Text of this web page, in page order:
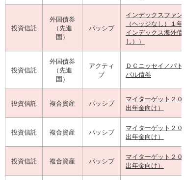
投資信託
外国債券
（先進
国）
パッシブ
インデックスファン
（ヘッジなし）１
インデックス海外
し））
投資信託
外国債券
（先進
国）
アクティ
ブ
ＤＣニッセイ／パ
バル債券
投資信託 複合資産 パッシブ
マイターゲット２
出年金向け）
投資信託 複合資産 パッシブ
マイターゲット２
出年金向け）
投資信託 複合資産 パッシブ
マイターゲット２
出年金向け）